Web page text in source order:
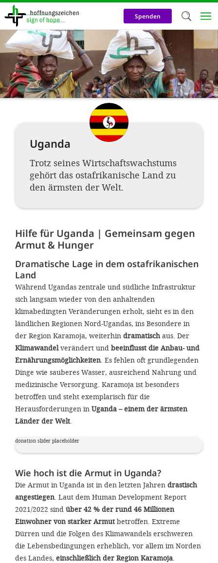
Direkt
zum
Inhalt
Spenden
Uganda
Trotz seines Wirtschaftswachstums
gehört das ostafrikanische Land zu
den ärmsten der Welt.
Hilfe für Uganda | Gemeinsam gegen
Armut & Hunger
Dramatische Lage in dem ostafrikanischen
Land
Während Ugandas zentrale und südliche Infrastruktur
sich langsam wieder von den anhaltenden
klimabedingten Veränderungen erholt, sieht es in den
ländlichen Regionen Nord-Ugandas, ins Besondere in
der Region Karamoja, weiterhin dramatisch aus. Der
Klimawandelverändert und beeinflusst die Anbau- und
Ernährungsmöglichkeiten. Es fehlen oft grundlegenden
Dinge wie sauberes Wasser, ausreichend Nahrung und
medizinische Versorgung. Karamoja ist besonders
betroffen und steht exemplarisch für die
Herausforderungen in Uganda – einem der ärmsten
Länder der Welt.
donation slider placeholder
Wie hoch ist die Armut in Uganda?
Die Armut in Uganda ist in den letzten Jahren drastisch
angestiegen. Laut dem Human Development Report
2021/2022 sind über 42 % der rund 46 Millionen
Einwohner von starker Armutbetroffen. Extreme
Dürren und die Folgen des Klimawandels erschweren
die Lebensbedingungen erheblich, vor allem im Norden
des Landes, einschließlich der Region Karamoja.
Herzlich
Wir
auf
Neben
und
den
Sie
ALLEN